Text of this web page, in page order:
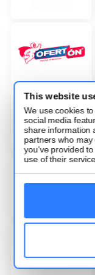
This website
We use cookies
social media
share information
partners who
you’ve provided
use of their